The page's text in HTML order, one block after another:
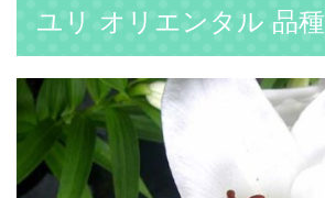
ユリ オリエンタル 品種